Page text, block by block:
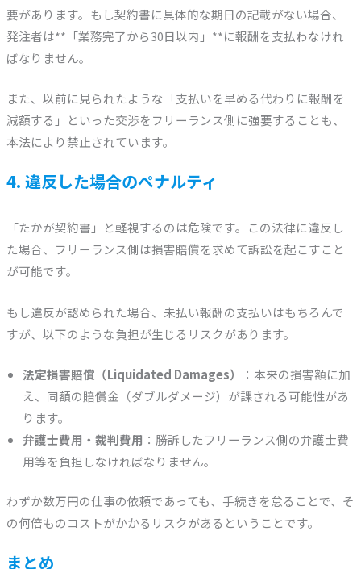
要があります。もし契約書に具体的な期日の記載がない場合、
発注者は**「業務完了から30日以内」**に報酬を支払わなけれ
ばなりません。
また、以前に見られたような「支払いを早める代わりに報酬を
減額する」といった交渉をフリーランス側に強要することも、
本法により禁止されています。
4. 違反した場合のペナルティ
「たかが契約書」と軽視するのは危険です。この法律に違反し
た場合、フリーランス側は損害賠償を求めて訴訟を起こすこと
が可能です。
もし違反が認められた場合、未払い報酬の支払いはもちろんで
すが、以下のような負担が生じるリスクがあります。
法定損害賠償（Liquidated Damages）
：本来の損害額に加
え、同額の賠償金（ダブルダメージ）が課される可能性があ
ります。
弁護士費用・裁判費用 ：勝訴したフリーランス側の弁護士費
用等を負担しなければなりません。
わずか数万円の仕事の依頼であっても、手続きを怠ることで、そ
の何倍ものコストがかかるリスクがあるということです。
まとめ